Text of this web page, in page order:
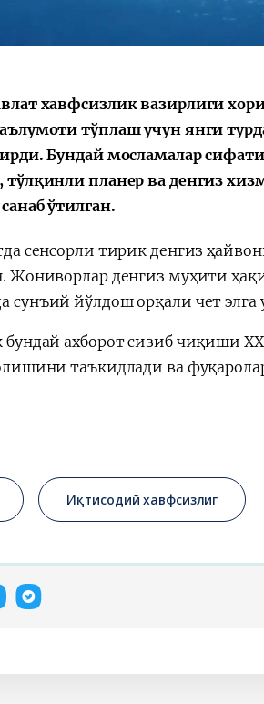
хавфсизлик вазирлиги
тўплаш учун янги
Бундай мосламалар
планер ва денгиз
ўтилган.
сенсорли тирик денгиз
Жониворлар денгиз муҳити
сунъий йўлдош орқали чет элга
бундай ахборот сизиб чиқиши
таъкидлади ва
Иқтисодий хавфсизлиг